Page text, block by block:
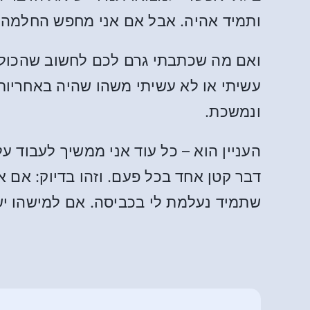
ותמיד אהיה. אבל אם אני מחפש
ואם מה שכתבתי גרם לכם לחשוב
עשיתי או לא עשיתי משהו שהיה
ונמשכת.
העניין הוא – כל עוד אני ממשיך
דבר קטן אחד בכל פעם. וזהו בדיוק:
שתמיד נעלמת לי בכביסה. אם למישהו יש